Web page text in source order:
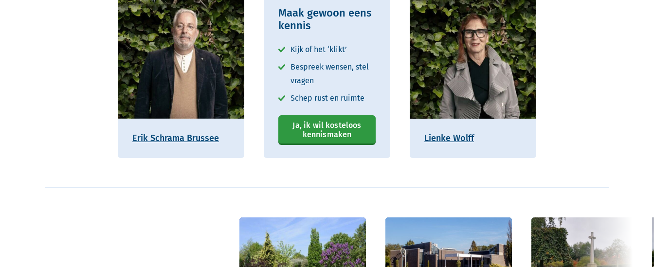
Erik Schrama Brussee
Maak gewoon eens
kennis
Kijk of het ‘klikt’
Bespreek wensen, stel
vragen
Schep rust en ruimte
Ja, ik wil kosteloos
kennismaken
Lienke Wolff